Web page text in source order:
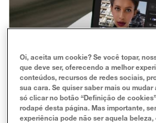
Oi, aceita um cookie? Se você topar,
que deve ser, oferecendo a melhor
conteúdos, recursos de redes sociais,
sua cara. Se quiser saber mais ou
só clicar no botão “Definição de
rodapé desta página. Mas importante,
experiência pode não ser aquela beleza,